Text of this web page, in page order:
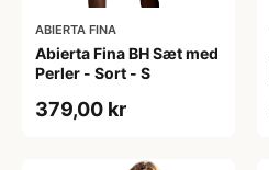
ABIERTA FINA
Abierta Fina BH Sæt med
Perler - Sort - S
379,00 kr